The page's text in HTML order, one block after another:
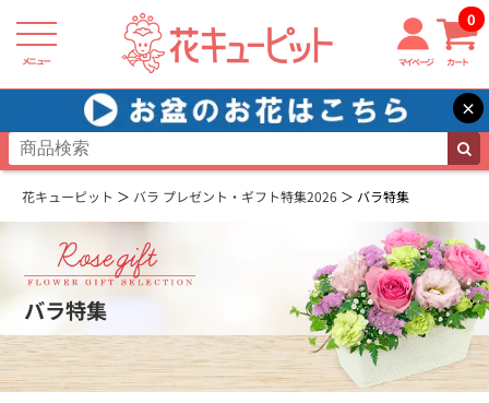
メニュー マイページ カート
0
×
花キューピット バラ プレゼント・ギフト特集2026 バラ特集
バラ特集